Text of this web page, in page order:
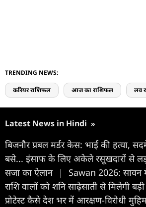
TRENDING NEWS:
करियर राशिफल आज का राशिफल लव
Latest News in Hindi »
बिजनौर प्रबल मर्डर केस: भाई की हत्या,
बसे... इंसाफ के लिए अकेले रसूखदारों से
सजा का ऐलान |
Sawan 2026: सावन
राशि वालों को शनि साढ़ेसाती से मिलेगी
प्रोटेस्ट कैसे देश भर में आरक्षण-विरोधी